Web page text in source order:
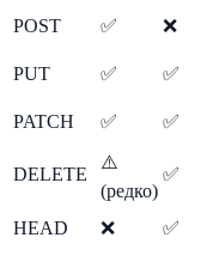
POST ✅ ❌
PUT ✅ ✅
PATCH ✅ ✅
DELETE
⚠️
(редко)
✅
HEAD ❌ ✅